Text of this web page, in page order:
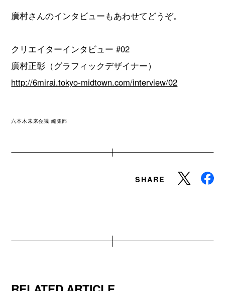
廣村さんのインタビューもあわせてどうぞ。
クリエイターインタビュー #02
廣村正彰（グラフィックデザイナー）
http://6mirai.tokyo-midtown.com/interview/02
六本木未来会議 編集部
SHARE